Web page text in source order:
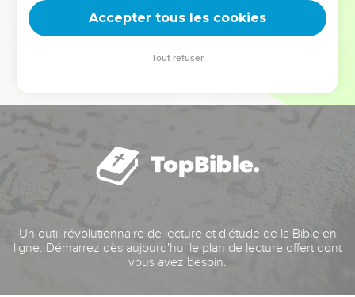
équipe, un groupe ou une famille, leur expérience est faite
Un outil révolutionnaire de lecture et d'étude de la Bible en
ligne. Démarrez dès aujourd'hui le plan de lecture offert dont
vous avez besoin.
Accepter tous les cookies
Tout refuser